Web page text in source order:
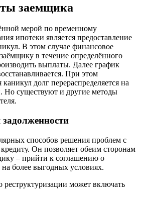
заемщика
мерой по временному
ипотеки является предоставление
В этом случае финансовое
в течение определённого
выплаты. Далее график
При этом
долг перераспределяется на
Но существуют и другие методы
задолженности
способов решения проблем с
Он позволяет обеим сторонам
– прийти к соглашению о
более выгодных условиях.
реструктуризации может включать